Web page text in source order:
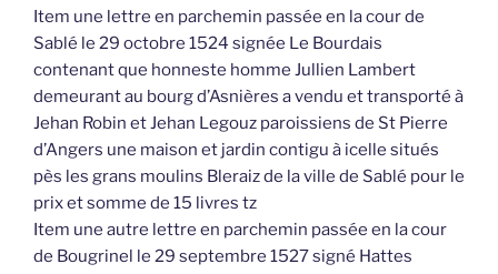
Item une lettre en parchemin passée en la cour de
Sablé le 29 octobre 1524 signée Le Bourdais
contenant que honneste homme Jullien Lambert
demeurant au bourg d’Asnières a vendu et transporté à
Jehan Robin et Jehan Legouz paroissiens de St Pierre
d’Angers une maison et jardin contigu à icelle situés
pès les grans moulins Bleraiz de la ville de Sablé pour le
prix et somme de 15 livres tz
Item une autre lettre en parchemin passée en la cour
de Bougrinel le 29 septembre 1527 signé Hattes